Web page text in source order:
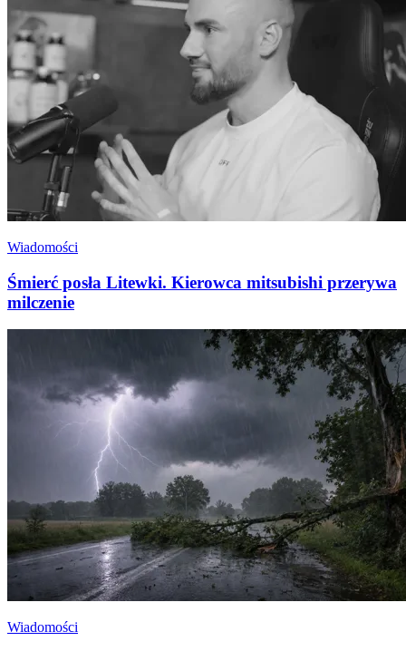
Wiadomości
Śmierć posła Litewki. Kierowca mitsubishi przerywa
milczenie
Wiadomości